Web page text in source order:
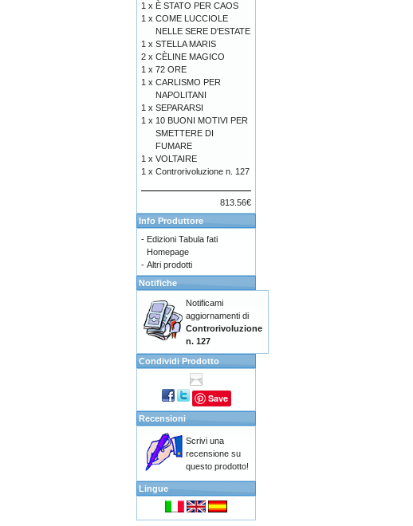
1 x È STATO PER CAOS
1 x COME LUCCIOLE
NELLE SERE D'ESTATE
1 x STELLA MARIS
2 x CÈLINE MAGICO
1 x 72 ORE
1 x CARLISMO PER
NAPOLITANI
1 x SEPARARSI
1 x 10 BUONI MOTIVI PER
SMETTERE DI
FUMARE
1 x VOLTAIRE
1 x Controrivoluzione n. 127
813.56€
Info Produttore
- Edizioni Tabula fati
Homepage
- Altri prodotti
Notifiche
Notificami
aggiornamenti di
Controrivoluzione
n. 127
Condividi Prodotto
Save
Recensioni
Scrivi una
recensione su
questo prodotto!
Lingue